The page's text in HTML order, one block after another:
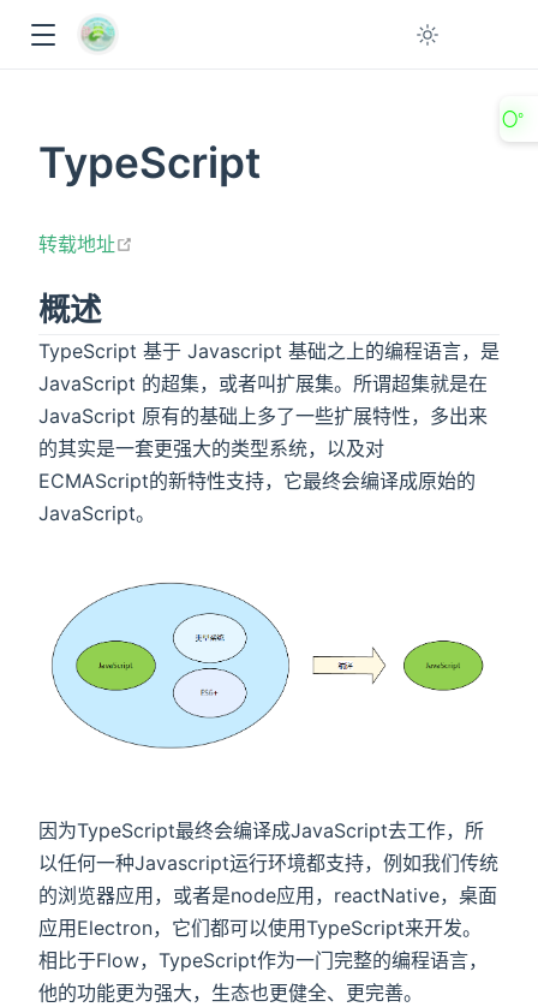
TypeScript
转载地址
概述
TypeScript 基于 Javascript 基础之上的编程语言，是
JavaScript 的超集，或者叫扩展集。所谓超集就是在
JavaScript 原有的基础上多了一些扩展特性，多出来
的其实是一套更强大的类型系统，以及对
ECMAScript的新特性支持，它最终会编译成原始的
JavaScript。
因为TypeScript最终会编译成JavaScript去工作，所
以任何一种Javascript运行环境都支持，例如我们传统
的浏览器应用，或者是node应用，reactNative，桌面
应用Electron，它们都可以使用TypeScript来开发。
相比于Flow，TypeScript作为一门完整的编程语言，
他的功能更为强大，生态也更健全、更完善。
〇°